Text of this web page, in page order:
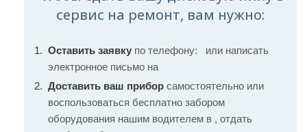
сервис на ремонт, вам нужно:
Оставить заявку по телефону:
или написать
электронное письмо на
Доставить ваш прибор самостоятельно или
воспользоваться бесплатно забором
оборудования нашим водителем в , отдать